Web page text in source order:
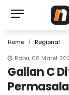
Home
Regional
Rabu, 08 Maret
Galian C